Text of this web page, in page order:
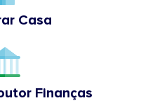
Casa
Finanças